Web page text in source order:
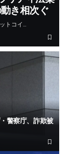
き相次ぐ
トコイ…
警察庁、詐欺被